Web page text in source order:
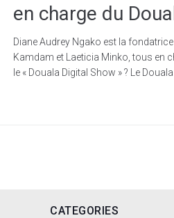
en charge du
Diane Audrey Ngako est la
Kamdam et Laeticia Minko, tous en
le « Douala Digital Show » ? Le
CATEGORIES